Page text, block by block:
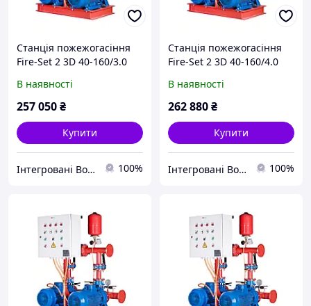
Станція пожежогасіння
Fire-Set 2 3D 40-160/3.0
(1роб+1рез)
Сертифікована ДСНС
В наявності
257 050₴
Купити
Інтегровані Водні Технології ТОВ 100%
Станція пожежогасіння
Fire-Set 2 3D 40-160/4.0
(1роб+1рез)
Сертифікована ДСНС
В наявності
262 880₴
Купити
Інтегровані Водні Технології ТОВ 100%